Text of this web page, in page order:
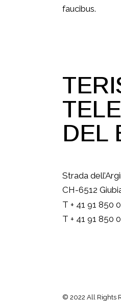
faucibus.
DEL
Strada
CH-6512
T + 41 91 850
T + 41 91 850
© 2022 All Rights